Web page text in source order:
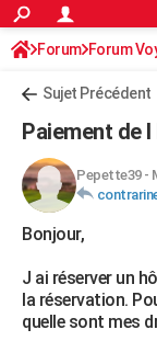
ACTUALITÉS
Politique
Société
Faits Divers
Education
Monde
Villes
+
FINANCE
Retraite
Impôts
Epargne
Immobilier
Risques naturels par
Banque
Assurance
Crédit
AUTO
Essais
Réserver un essai
Citadines
Berlines
SUV
Forum auto
+HIGH-TECH
Mobiles
Meilleur smartphone
Internet
Ordinateurs
Jeux vidéo
Guide high-tech
+BRICOLAGE
Forum
Aménagement
Extérieur
Cuisine
Salle de bains
Jardinage
Rangement
Forum Forum
Sujet Précédent
Paiement de
Pepette39-
Bonjour,
J ai réserver un
la réservation.
quelle sont mes